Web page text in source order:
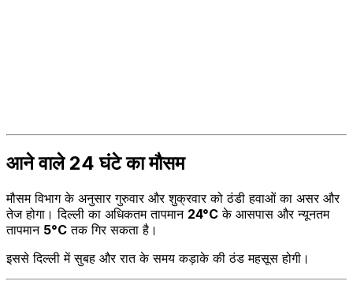
आने वाले 24 घंटे का मौसम
मौसम विभाग के अनुसार गुरुवार और शुक्रवार को ठंडी हवाओं का असर और
तेज होगा। दिल्ली का अधिकतम तापमान 24°C के आसपास और न्यूनतम
तापमान 5°C तक गिर सकता है।
इससे दिल्ली में सुबह और रात के समय कड़ाके की ठंड महसूस होगी।